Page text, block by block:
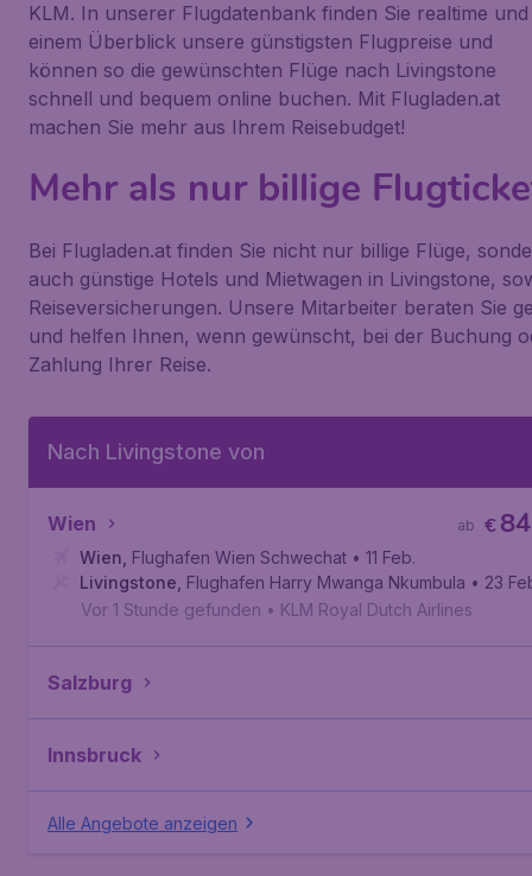
KLM. In unserer Flugdatenbank finden Sie realtime
einem Überblick unsere günstigsten Flugpreise und
können so die gewünschten Flüge nach Livingstone
schnell und bequem online buchen. Mit Flugladen.at
machen Sie mehr aus Ihrem Reisebudget!
Mehr als nur billige
Bei Flugladen.at finden Sie nicht nur billige Flüge,
auch günstige Hotels und Mietwagen in Livingstone,
Reiseversicherungen. Unsere Mitarbeiter beraten Sie
und helfen Ihnen, wenn gewünscht, bei der Buchung
Zahlung Ihrer Reise.
Nach Livingstone von
Wien €
ab
Wien Flughafen Wien Schwechat • 11 Feb.
Livingstone Flughafen Harry Mwanga Nkumbula • 23
Vor 1 Stunde gefunden • KLM Royal Dutch Airlines
Salzburg
Innsbruck
Alle Angebote anzeigen